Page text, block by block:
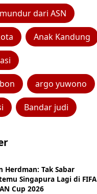
dari ASN
Anak Kandung
argo yuwono
Bandar judi
Herdman: Tak Sabar
Singapura Lagi di FIFA
Cup 2026